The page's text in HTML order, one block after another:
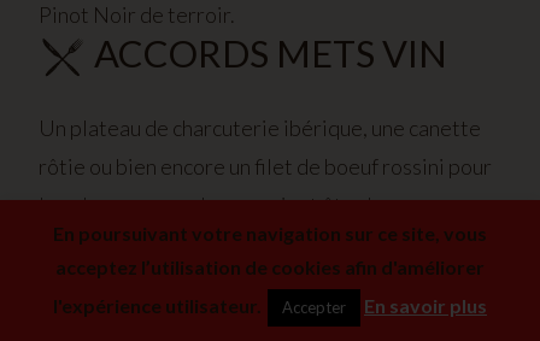
Pinot Noir de terroir.
ACCORDS METS VIN
Un plateau de charcuterie ibérique, une canette
rôtie ou bien encore un filet de boeuf rossini pour
les plus gourmands pourraient être les
compagnons idéals à ce Pinot noir. Sa fraîcheur et
son léger côté fumé ne vous laisseront également
pas indifférent face à un plateau de fromages.
En poursuivant votre navigation sur ce site, vous
acceptez l’utilisation de cookies afin d'améliorer
l'expérience utilisateur.
Accepter En savoir plus